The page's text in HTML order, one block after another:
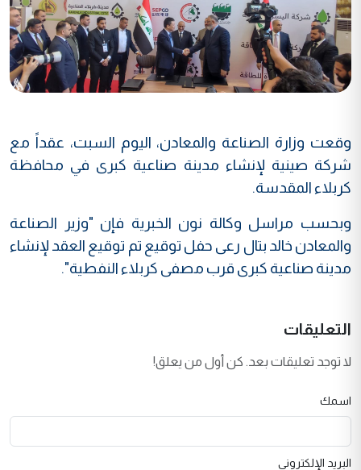
وقعت وزارة الصناعة والمعادن، اليوم السبت، عقداً مع
شركة صينية لإنشاء مدينة صناعية كبرى في محافظة
كربلاء المقدسة.
وبحسب مراسل وكالة نون الخبرية فإن "وزير الصناعة
والمعادن خالد بتال رعى حفل توقيع تم توقيع العقد لإنشاء
مدينة صناعية كبرى قرب مصفى كربلاء النفطية".
التعليقات
لا توجد تعليقات بعد. كن أول من يعلق!
اسمك
البريد الإلكتروني